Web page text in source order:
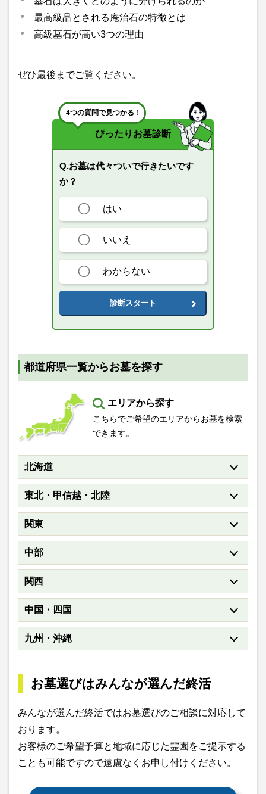
最高級品とされる庵治石の特徴とは
高級墓石が高い3つの理由
ぜひ最後までご覧ください。
4つの質問で見つかる！
ぴったりお墓診断
Q.お墓は代々ついで行きたいです
か？
はい
いいえ
わからない
診断スタート
都道府県一覧からお墓を探す
エリアから探す
こちらでご希望のエリアからお墓を検索
できます。
北海道
東北・甲信越・北陸
関東
中部
関西
中国・四国
九州・沖縄
お墓選びはみんなが選んだ終活
みんなが選んだ終活ではお墓選びのご相談に対応して
おります。
お客様のご希望予算と地域に応じた霊園をご提示する
ことも可能ですので遠慮なくお申し付けください。